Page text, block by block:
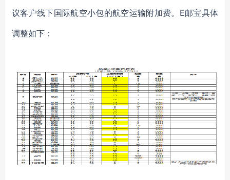
议客户线下国际航空小包的航空运输附加费。E邮宝具体
调整如下：